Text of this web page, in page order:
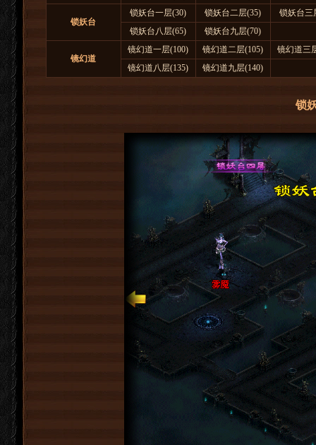
锁妖台
锁妖台一层(30) 锁妖台二层(35)
锁妖台三
锁妖台八层(65)
锁妖台九层(70)
镜幻道
镜幻道一层(100) 镜幻道二层(105)
镜幻道三
镜幻道八层(135)
镜幻道九层(140)
锁